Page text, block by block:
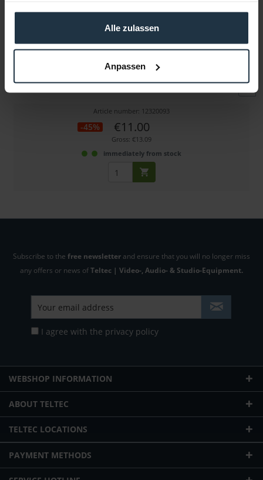
gesammelt haben.
Alle zulassen
Anpassen
Objektiv-Reinigungsset mit Reinigungsspay und...
Article number: 12320093
-45% €11.00
Gross: €13.09
immediately from stock
Subscribe to the free newsletter and ensure that you will no longer miss
any offers or news ofTeltec | Video-, Audio- & Studio-Equipment.
I agree with the privacy policy
WEBSHOP INFORMATION
ABOUT TELTEC
TELTEC LOCATIONS
PAYMENT METHODS